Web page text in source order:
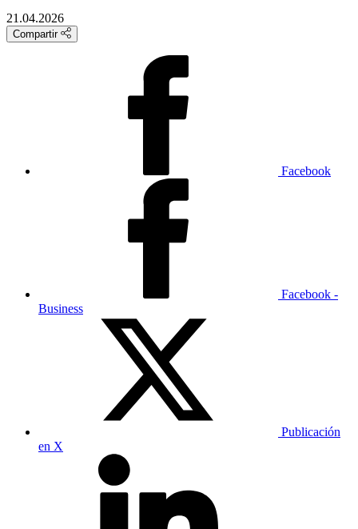
21.04.2026
Compartir
Facebook
Facebook -
Business
Publicación
en X